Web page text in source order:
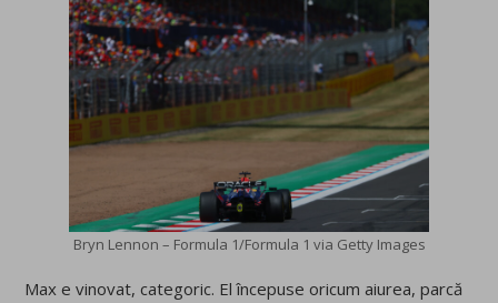
Bryn Lennon – Formula 1/Formula 1 via Getty Images
Max e vinovat, categoric. El începuse oricum aiurea, parcă